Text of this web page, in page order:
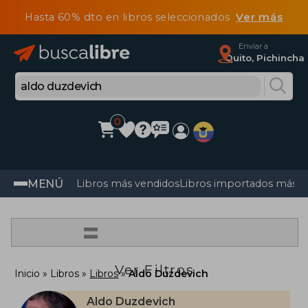
Hasta 60% dto en libros seleccionadosVer más
Enviar a
Quito, Pichincha
0
MENÚ Libros más vendidosLibros importados más
=
Ver Filtros
Inicio Libros Libros Aldo Duzdevich
Aldo Duzdevich